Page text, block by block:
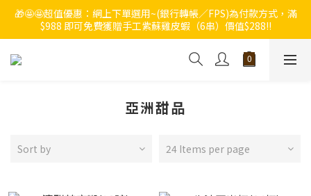
🔥🔥快啲登記成為ChumRest 老友記會員‼️積分當錢洗‼️
🎁🤩🤩超值優惠：網上下單選用~(銀行轉帳／FPS)為付款方式，滿
$988 即可免費獲贈手工紫蘇雞皮蝦（6串）價值$288‼️
🔥🔥快啲登記成為ChumRest 老友記會員‼️積分當錢洗‼️
亞洲甜品
Sort by 24 Items per page